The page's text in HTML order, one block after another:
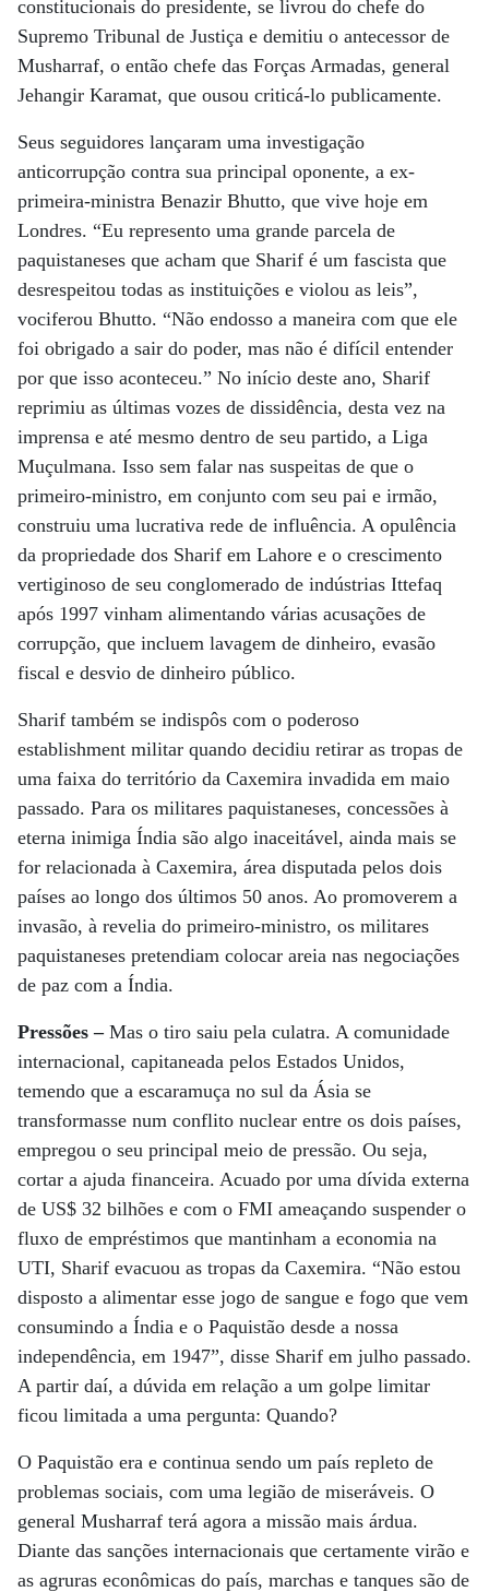
constitucionais do presidente, se livrou do chefe do
Supremo Tribunal de Justiça e demitiu o antecessor de
Musharraf, o então chefe das Forças Armadas, general
Jehangir Karamat, que ousou criticá-lo publicamente.
Seus seguidores lançaram uma investigação
anticorrupção contra sua principal oponente, a ex-
primeira-ministra Benazir Bhutto, que vive hoje em
Londres. “Eu represento uma grande parcela de
paquistaneses que acham que Sharif é um fascista que
desrespeitou todas as instituições e violou as leis”,
vociferou Bhutto. “Não endosso a maneira com que ele
foi obrigado a sair do poder, mas não é difícil entender
por que isso aconteceu.” No início deste ano, Sharif
reprimiu as últimas vozes de dissidência, desta vez na
imprensa e até mesmo dentro de seu partido, a Liga
Muçulmana. Isso sem falar nas suspeitas de que o
primeiro-ministro, em conjunto com seu pai e irmão,
construiu uma lucrativa rede de influência. A opulência
da propriedade dos Sharif em Lahore e o crescimento
vertiginoso de seu conglomerado de indústrias Ittefaq
após 1997 vinham alimentando várias acusações de
corrupção, que incluem lavagem de dinheiro, evasão
fiscal e desvio de dinheiro público.
Sharif também se indispôs com o poderoso
establishment militar quando decidiu retirar as tropas de
uma faixa do território da Caxemira invadida em maio
passado. Para os militares paquistaneses, concessões à
eterna inimiga Índia são algo inaceitável, ainda mais se
for relacionada à Caxemira, área disputada pelos dois
países ao longo dos últimos 50 anos. Ao promoverem a
invasão, à revelia do primeiro-ministro, os militares
paquistaneses pretendiam colocar areia nas negociações
de paz com a Índia.
Pressões – Mas o tiro saiu pela culatra. A comunidade
internacional, capitaneada pelos Estados Unidos,
temendo que a escaramuça no sul da Ásia se
transformasse num conflito nuclear entre os dois países,
empregou o seu principal meio de pressão. Ou seja,
cortar a ajuda financeira. Acuado por uma dívida externa
de US$ 32 bilhões e com o FMI ameaçando suspender o
fluxo de empréstimos que mantinham a economia na
UTI, Sharif evacuou as tropas da Caxemira. “Não estou
disposto a alimentar esse jogo de sangue e fogo que vem
consumindo a Índia e o Paquistão desde a nossa
independência, em 1947”, disse Sharif em julho passado.
A partir daí, a dúvida em relação a um golpe limitar
ficou limitada a uma pergunta: Quando?
O Paquistão era e continua sendo um país repleto de
problemas sociais, com uma legião de miseráveis. O
general Musharraf terá agora a missão mais árdua.
Diante das sanções internacionais que certamente virão e
as agruras econômicas do país, marchas e tanques são de